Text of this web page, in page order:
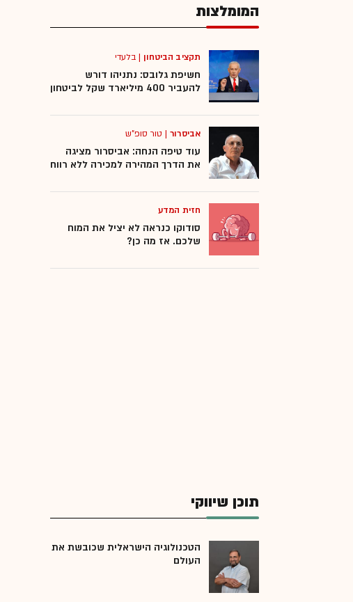
המומלצות
תקציב הביטחון |בלעדי
חשיפת גלובס: נתניהו דורש
להעביר 400 מיליארד שקל לביטחון
אביסרור| טור סופ"ש
עוד טיפה הנחה: אביסרור מציגה
את הדרך המהירה למכירה ללא רווח
חזית המדע
סודוקו כנראה לא יציל את המוח
שלכם. אז מה כן?
תוכן שיווקי
הטכנולוגיה הישראלית שכובשת את
העולם